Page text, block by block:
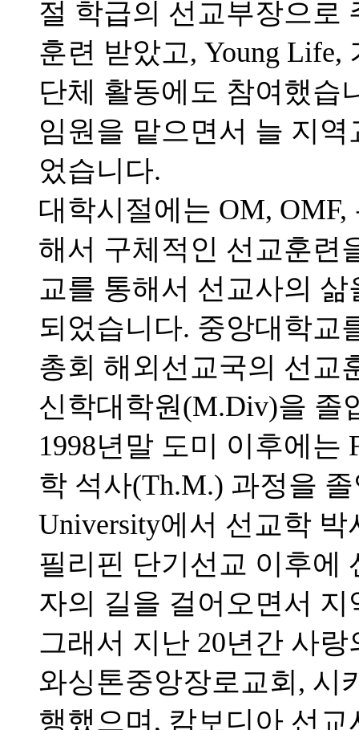
절 학급의 선교부장으로
훈련 받았고, Young
단체 활동에도 참여했습
임원을 맡으면서 늘 지
었습니다.
대학시절에는 OM,
해서 구체적인 선교훈련
교를 통해서 선교사의
되었습니다. 중앙대학교
총회 해외선교국의 선교
신학대학원(M.Div)을 졸
1998년말 도미 이후에는
학 석사(Th.M.) 과정을
University에서 선교학
필리핀 단기선교 이후에
자의 길을 걸어오면서
그래서 지난 20년간 사
와싱톤중앙장로교회, 시
행했으며, 캄보디아 선